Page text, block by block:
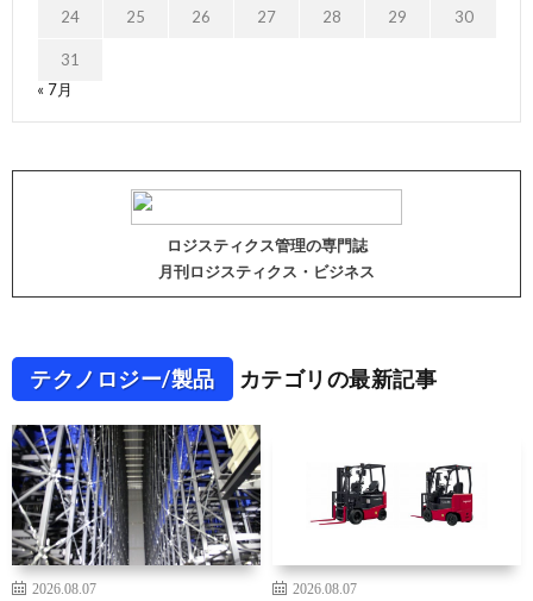
24 25 26 27 28 29 30
31
« 7月
ロジスティクス管理の専門誌
月刊ロジスティクス・ビジネス
テクノロジー/製品 カテゴリの最新記事
2026.08.07
2026.08.07